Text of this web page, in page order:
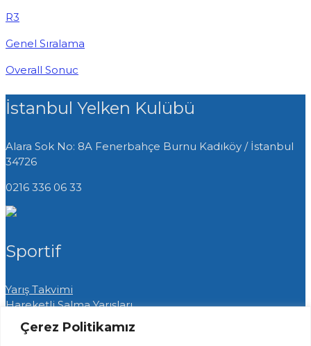
Çerez Politikamız
R3
Genel Sıralama
Overall Sonuc
İstanbul Yelken Kulübü
Alara Sok No: 8A Fenerbahçe Burnu Kadıköy / İstanbul
34726
0216 336 06 33
Sportif
Yarış Takvimi
Hareketli Salma Yarışları
Yat Yarışları
Radyo Yelken Yarışları